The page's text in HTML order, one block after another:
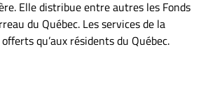
Elle distribue entre autres les Fonds
du Québec. Les services de la
qu’aux résidents du Québec.